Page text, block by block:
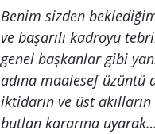
Benim sizden
ve başarılı kadroyu
genel başkanlar gibi
adına maalesef
iktidarın ve üst
butlan kararına uyarak…